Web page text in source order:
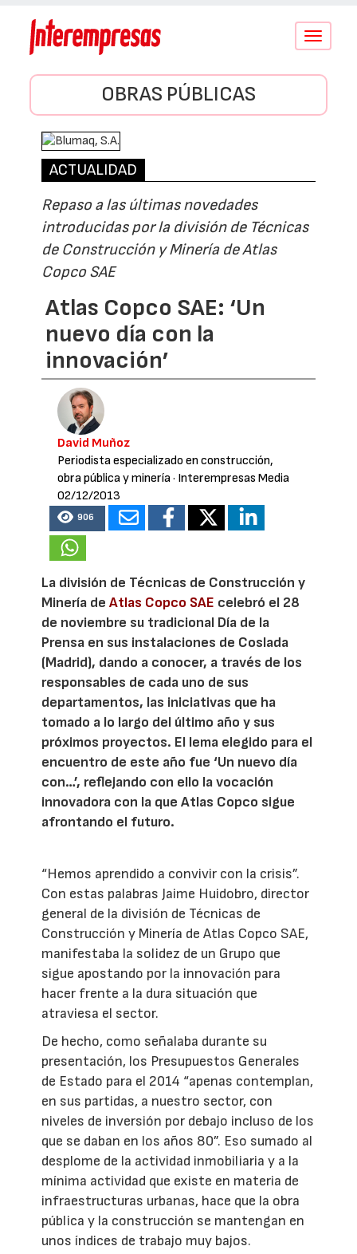
Conmutar
OBRAS PÚBLICAS
ACTUALIDAD
Repaso a las últimas novedades
introducidas por la división de Técnicas
de Construcción y Minería de Atlas
Copco SAE
Atlas Copco SAE: ‘Un
nuevo día con la
innovación’
David Muñoz
Periodista especializado en construcción,
obra pública y minería· Interempresas Media
02/12/2013
906
La división de Técnicas de Construcción y
Minería deAtlas Copco SAE celebró el 28
de noviembre su tradicional Día de la
Prensa en sus instalaciones de Coslada
(Madrid), dando a conocer, a través de los
responsables de cada uno de sus
departamentos, las iniciativas que ha
tomado a lo largo del último año y sus
próximos proyectos. El lema elegido para el
encuentro de este año fue ‘Un nuevo día
con…’, reflejando con ello la vocación
innovadora con la que Atlas Copco sigue
afrontando el futuro.
“Hemos aprendido a convivir con la crisis”.
Con estas palabras Jaime Huidobro, director
general de la división de Técnicas de
Construcción y Minería de Atlas Copco SAE,
manifestaba la solidez de un Grupo que
sigue apostando por la innovación para
hacer frente a la dura situación que
atraviesa el sector.
De hecho, como señalaba durante su
presentación, los Presupuestos Generales
de Estado para el 2014 “apenas contemplan,
en sus partidas, a nuestro sector, con
niveles de inversión por debajo incluso de los
que se daban en los años 80”. Eso sumado al
desplome de la actividad inmobiliaria y a la
mínima actividad que existe en materia de
infraestructuras urbanas, hace que la obra
pública y la construcción se mantengan en
unos índices de trabajo muy bajos.